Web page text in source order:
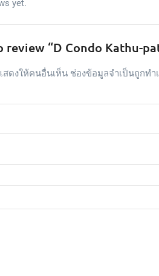
yet.
review “D Condo Kathu-
ดงให้คนอื่นเห็น ช่องข้อมูลจำเป็นถูกทำ